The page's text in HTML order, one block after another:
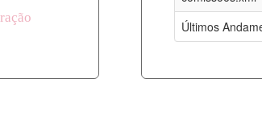
Últimos
06-08-2026